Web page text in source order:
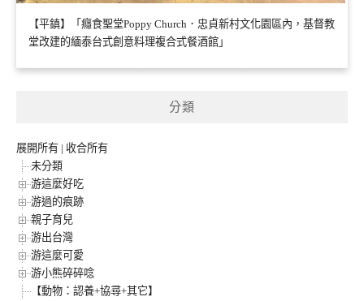
【平鎮】「癮食聖堂Poppy Church．忠貞新村文化園區內，基督教
堂改建的緬泰台式創意料理複合式餐酒館」
分類
展開所有 | 收合所有
未分類
游這麼好吃
游過的痕跡
親子育兒
游出台灣
游這麼可愛
游小熊碎碎唸
【動物：認養+協尋+其它】